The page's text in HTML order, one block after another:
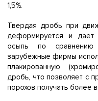
1,5%.
Твердая дробь при
деформируется и
осыпь по
зарубежные фирмы
плакированную
дробь, что позволяет с
порохов получать более